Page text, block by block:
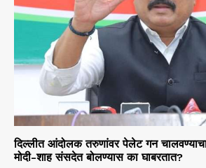
दिल्लीत आंदोलक तरुणांवर पेलेट गन
मोदी-शाह संसदेत बोलण्यास का घाबरतात?